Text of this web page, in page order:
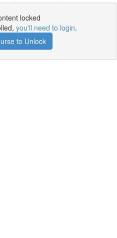
locked
you'll need to login.
to Unlock